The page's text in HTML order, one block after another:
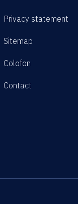
Privacy statement
Sitemap
Colofon
Contact